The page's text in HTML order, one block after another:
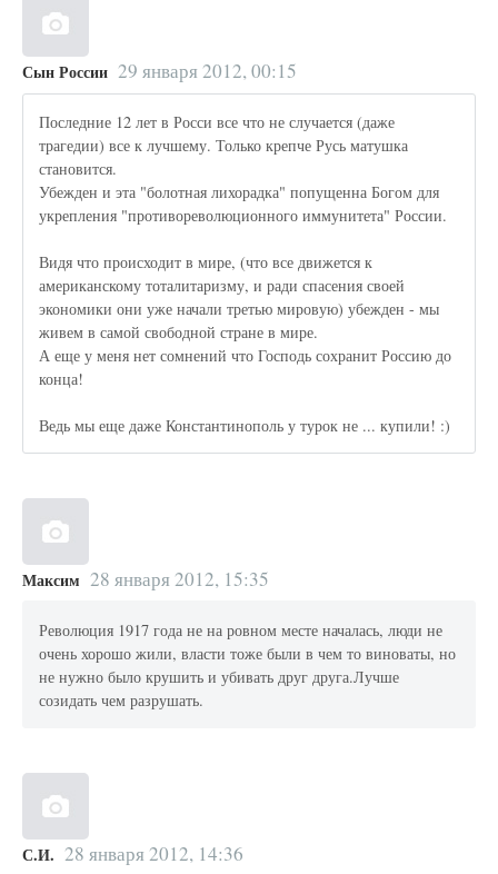
Сын России 29 января 2012, 00:15
Последние 12 лет в Росси все что не случается (даже
трагедии) все к лучшему. Только крепче Русь матушка
становится.
Убежден и эта "болотная лихорадка" попущенна Богом для
укрепления "противореволюционного иммунитета" России.
Видя что происходит в мире, (что все движется к
американскому тоталитаризму, и ради спасения своей
экономики они уже начали третью мировую) убежден - мы
живем в самой свободной стране в мире.
А еще у меня нет сомнений что Господь сохранит Россию до
конца!
Ведь мы еще даже Константинополь у турок не ... купили! :)
Максим 28 января 2012, 15:35
Революция 1917 года не на ровном месте началась, люди не
очень хорошо жили, власти тоже были в чем то виноваты, но
не нужно было крушить и убивать друг друга.Лучше
созидать чем разрушать.
С.И. 28 января 2012, 14:36